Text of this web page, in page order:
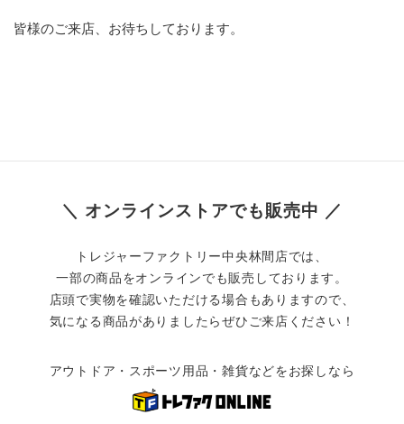
皆様のご来店、お待ちしております。
＼ オンラインストアでも販売中 ／
トレジャーファクトリー中央林間店では、
一部の商品をオンラインでも販売しております。
店頭で実物を確認いただける場合もありますので、
気になる商品がありましたらぜひご来店ください！
アウトドア・スポーツ用品・雑貨などをお探しなら